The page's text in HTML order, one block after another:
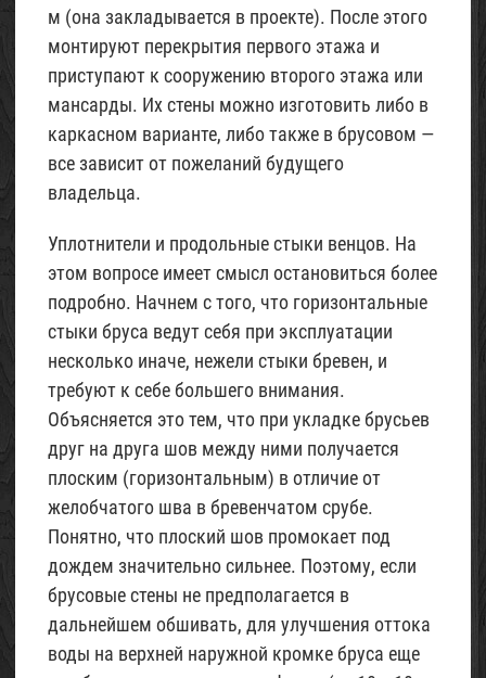
м (она закладывается в проекте). После этого
монтируют перекрытия первого этажа и
приступают к сооружению второго этажа или
мансарды. Их стены можно изготовить либо в
каркасном варианте, либо также в брусовом —
все зависит от пожеланий будущего
владельца.
Уплотнители и продольные стыки венцов. На
этом вопросе имеет смысл остановиться более
подробно. Начнем с того, что горизонтальные
стыки бруса ведут себя при эксплуатации
несколько иначе, нежели стыки бревен, и
требуют к себе большего внимания.
Объясняется это тем, что при укладке брусьев
друг на друга шов между ними получается
плоским (горизонтальным) в отличие от
желобчатого шва в бревенчатом срубе.
Понятно, что плоский шов промокает под
дождем значительно сильнее. Поэтому, если
брусовые стены не предполагается в
дальнейшем обшивать, для улучшения оттока
воды на верхней наружной кромке бруса еще